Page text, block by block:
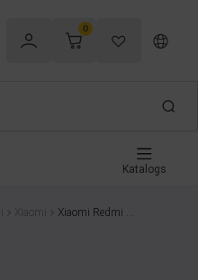
0
Katalogs
Xiaomi
Xiaomi Redmi 10